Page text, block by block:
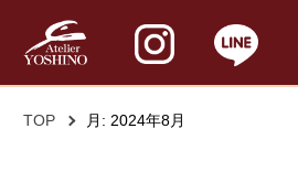
TOP 月: 2024年8月